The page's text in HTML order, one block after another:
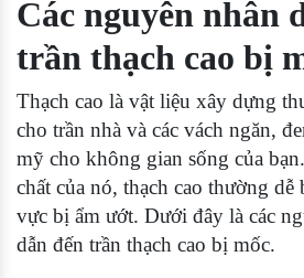
Các nguyên nhân
trần thạch cao bị
Thạch cao là vật liệu xây dựng
cho trần nhà và các vách ngăn,
mỹ cho không gian sống của
chất của nó, thạch cao thường
vực bị ẩm ướt. Dưới đây là các
dẫn đến trần thạch cao bị mốc.